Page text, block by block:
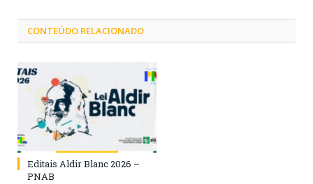
CONTEÚDO RELACIONADO
Editais Aldir Blanc 2026 –
PNAB